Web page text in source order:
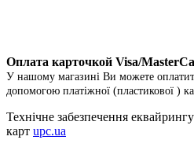
Оплата карточкой Visa/
У нашому магазині Ви можете
допомогою платіжної (пластикової )
Технічне забезпечення
карт upc.ua